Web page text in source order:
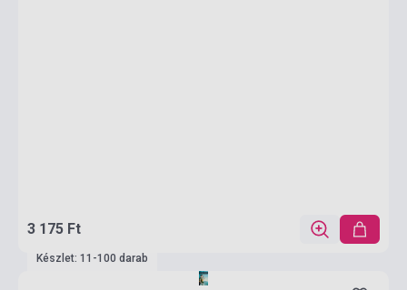
3 175 Ft
Készlet: 11-100 darab